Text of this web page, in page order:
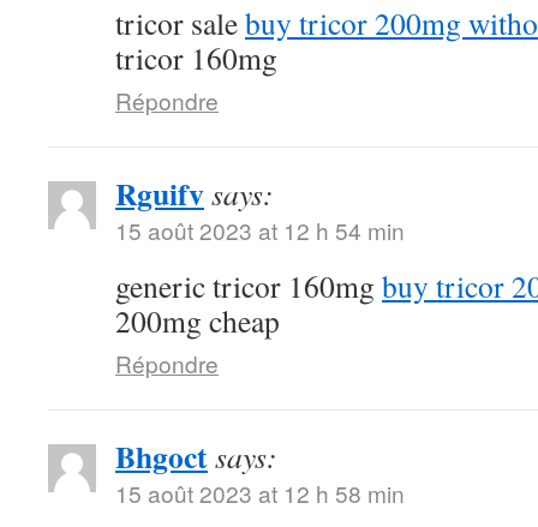
tricor salebuy tricor 200mg
tricor 160mg
Répondre
Rguifvsays:
15 août 2023 at 12 h 54 min
generic tricor 160mg buy tricor
200mg cheap
Répondre
Bhgoctsays:
15 août 2023 at 12 h 58 min